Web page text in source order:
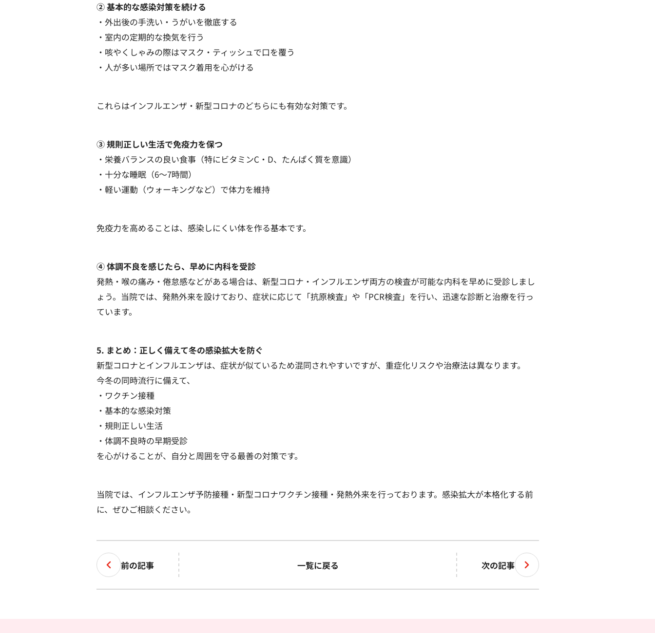
② 基本的な感染対策を続ける
・外出後の手洗い・うがいを徹底する
・室内の定期的な換気を行う
・咳やくしゃみの際はマスク・ティッシュで口を覆う
・人が多い場所ではマスク着用を心がける
これらはインフルエンザ・新型コロナのどちらにも有効な対策です。
③ 規則正しい生活で免疫力を保つ
・栄養バランスの良い食事（特にビタミンC・D、たんぱく質を意識）
・十分な睡眠（6〜7時間）
・軽い運動（ウォーキングなど）で体力を維持
免疫力を高めることは、感染しにくい体を作る基本です。
④ 体調不良を感じたら、早めに内科を受診
発熱・喉の痛み・倦怠感などがある場合は、新型コロナ・インフルエンザ両方の検査が可能な内科を早めに受診しまし
ょう。当院では、発熱外来を設けており、症状に応じて「抗原検査」や「PCR検査」を行い、迅速な診断と治療を行っ
ています。
5. まとめ：正しく備えて冬の感染拡大を防ぐ
新型コロナとインフルエンザは、症状が似ているため混同されやすいですが、重症化リスクや治療法は異なります。
今冬の同時流行に備えて、
・ワクチン接種
・基本的な感染対策
・規則正しい生活
・体調不良時の早期受診
を心がけることが、自分と周囲を守る最善の対策です。
当院では、インフルエンザ予防接種・新型コロナワクチン接種・発熱外来を行っております。感染拡大が本格化する前
に、ぜひご相談ください。
前の記事 一覧に戻る 次の記事